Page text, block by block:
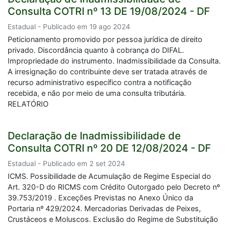
Consulta COTRI nº 13 DE 19/08/2024 - DF
Estadual - Publicado em 19 ago 2024
Peticionamento promovido por pessoa jurídica de direito
privado. Discordância quanto à cobrança do DIFAL.
Impropriedade do instrumento. Inadmissibilidade da Consulta.
A irresignação do contribuinte deve ser tratada através de
recurso administrativo específico contra a notificação
recebida, e não por meio de uma consulta tributária.
RELATÓRIO
Declaração de Inadmissibilidade de
Consulta COTRI nº 20 DE 12/08/2024 - DF
Estadual - Publicado em 2 set 2024
ICMS. Possibilidade de Acumulação de Regime Especial do
Art. 320-D do RICMS com Crédito Outorgado pelo Decreto nº
39.753/2019 . Exceções Previstas no Anexo Único da
Portaria nº 429/2024. Mercadorias Derivadas de Peixes,
Crustáceos e Moluscos. Exclusão do Regime de Substituição